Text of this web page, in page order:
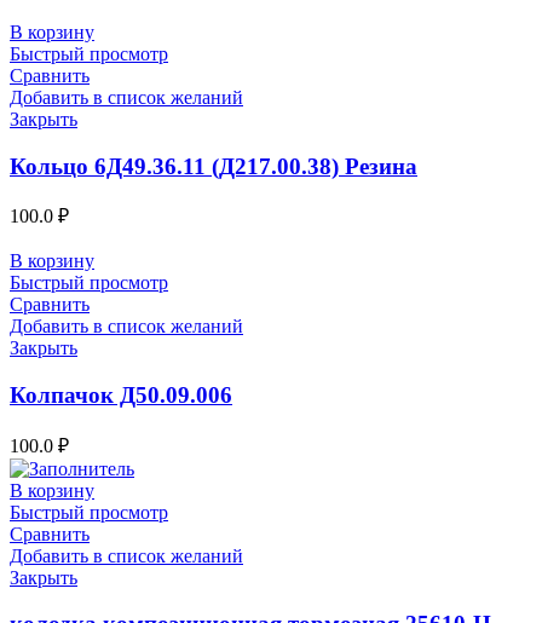
В корзину
Быстрый просмотр
Сравнить
Добавить в список желаний
Закрыть
Кольцо 6Д49.36.11 (Д217.00.38) Резина
100.0 ₽
В корзину
Быстрый просмотр
Сравнить
Добавить в список желаний
Закрыть
Колпачок Д50.09.006
100.0 ₽
В корзину
Быстрый просмотр
Сравнить
Добавить в список желаний
Закрыть